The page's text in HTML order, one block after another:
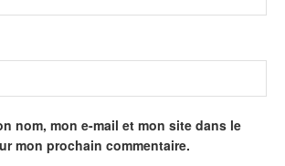
nom, mon e-mail et mon site dans le
mon prochain commentaire.